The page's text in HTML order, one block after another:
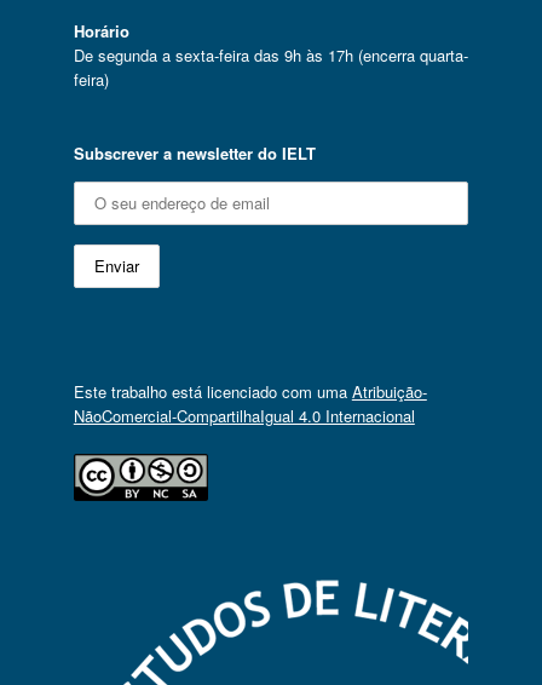
Horário
De segunda a sexta-feira das 9h às 17h (encerra quarta-
feira)
Subscrever a newsletter do IELT
Este trabalho está licenciado com uma Atribuição-
NãoComercial-CompartilhaIgual 4.0 Internacional